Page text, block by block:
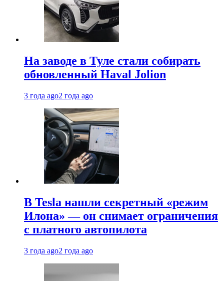
На заводе в Туле стали собирать
обновленный Haval Jolion
3 года ago2 года ago
В Tesla нашли секретный «режим
Илона» — он снимает ограничения
с платного автопилота
3 года ago2 года ago